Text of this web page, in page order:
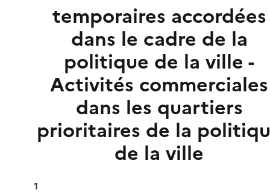
temporaires accordées
dans le cadre de la
politique de la ville -
Activités commerciales
dans les quartiers
prioritaires de la
de la ville
1